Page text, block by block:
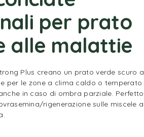
per prato
alle malattie
Plus creano un prato verde scuro a
per le zone a clima caldo o temperato.
in caso di ombra parziale. Perfetto
rigenerazione sulle miscele a